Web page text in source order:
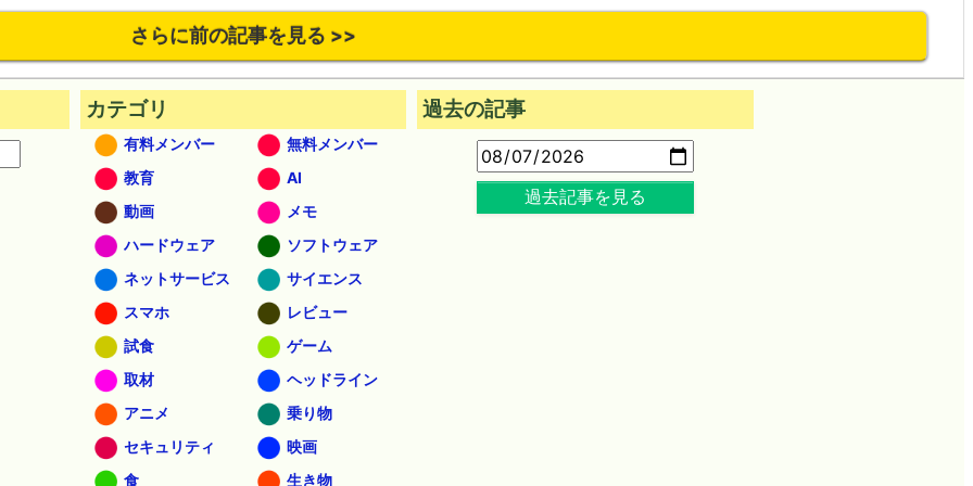
さらに前の記事を見る >>
カテゴリ
有料メンバー
無料メンバー
教育
AI
動画
メモ
ハードウェア
ソフトウェア
ネットサービス
サイエンス
スマホ
レビュー
試食
ゲーム
取材
ヘッドライン
アニメ
乗り物
セキュリティ
映画
食
生き物
過去の記事
過去記事を見る